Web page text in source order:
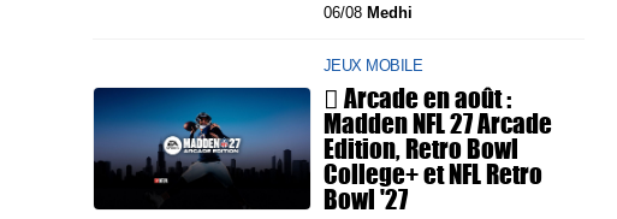
06/08 Medhi
JEUX MOBILE
 Arcade en août :
Madden NFL 27 Arcade
Edition, Retro Bowl
College+ et NFL Retro
Bowl '27